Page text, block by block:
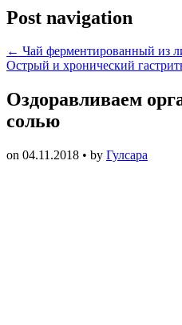
Post navigation
← Чай ферментированный из
Острый и хронический
Оздоравливаем
солью
on 04.11.2018 • by Гулсара